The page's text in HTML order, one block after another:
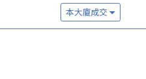
本大廈成交